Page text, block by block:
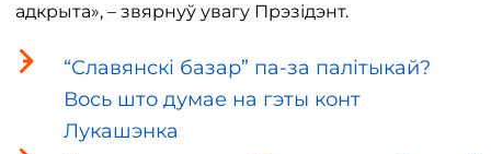
адкрыта», – звярнуў увагу Прэзідэнт.
“Славянскі базар” па-за палітыкай?
Вось што думае на гэты конт
Лукашэнка